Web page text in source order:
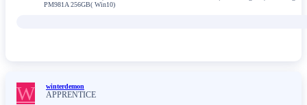
PM981A 256GB( Win10)
W winterdemon
APPRENTICE